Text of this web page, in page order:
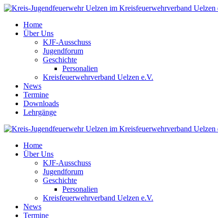
Home
Über Uns
KJF-Ausschuss
Jugendforum
Geschichte
Personalien
Kreisfeuerwehrverband Uelzen e.V.
News
Termine
Downloads
Lehrgänge
Home
Über Uns
KJF-Ausschuss
Jugendforum
Geschichte
Personalien
Kreisfeuerwehrverband Uelzen e.V.
News
Termine